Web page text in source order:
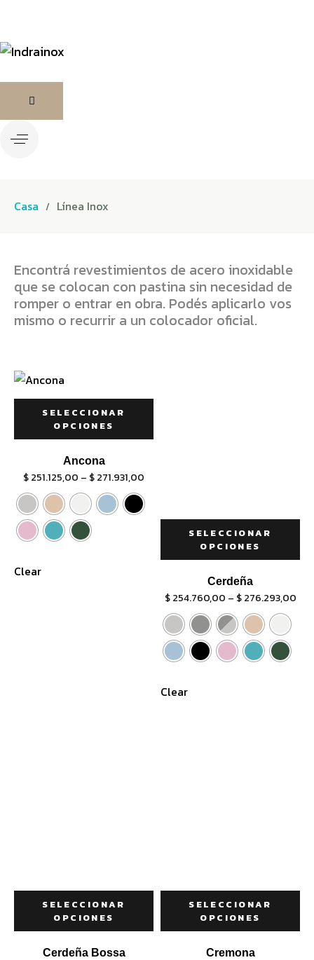
Casa Línea Inox
Encontrá revestimientos de acero inoxidable
que se colocan con pastina sin necesidad de
romper o entrar en obra. Podés aplicarlo vos
mismo o recurrir a un colocador oficial.
SELECCIONAR
OPCIONES
Ancona
$251.125,00 – $271.931,00
Clear
SELECCIONAR
OPCIONES
Cerdeña
$254.760,00 – $276.293,00
Clear
SELECCIONAR
OPCIONES
Cerdeña Bossa
SELECCIONAR
OPCIONES
Cremona